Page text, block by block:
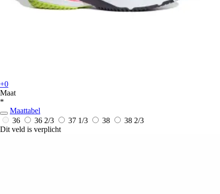
+0
Maat
*
Maattabel
36
36 2/3 37 1/3 38
38 2/3
Dit veld is verplicht